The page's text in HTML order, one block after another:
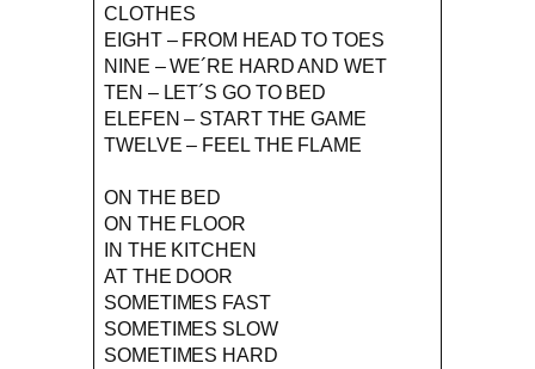
CLOTHES
EIGHT – FROM HEAD TO TOES
NINE – WE´RE HARD AND WET
TEN – LET´S GO TO BED
ELEFEN – START THE GAME
TWELVE – FEEL THE FLAME
ON THE BED
ON THE FLOOR
IN THE KITCHEN
AT THE DOOR
SOMETIMES FAST
SOMETIMES SLOW
SOMETIMES HARD